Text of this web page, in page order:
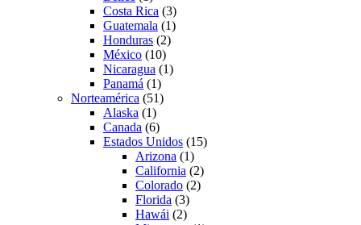
Costa Rica (3)
Guatemala (1)
Honduras (2)
México (10)
Nicaragua (1)
Panamá (1)
Norteamérica (51)
Alaska (1)
Canada (6)
Estados Unidos (15)
Arizona (1)
California (2)
Colorado (2)
Florida (3)
Hawái (2)